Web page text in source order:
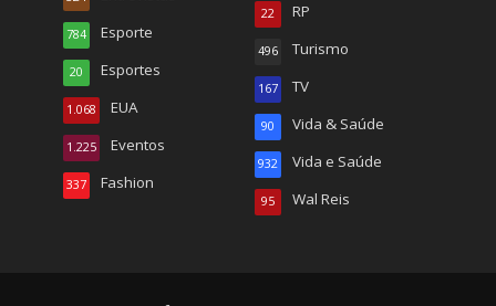
Esporte
784
Esportes
20
EUA
1.068
Eventos
1.225
Fashion
337
RP
22
Turismo
496
TV
167
Vida & Saúde
90
Vida e Saúde
932
Wal Reis
95